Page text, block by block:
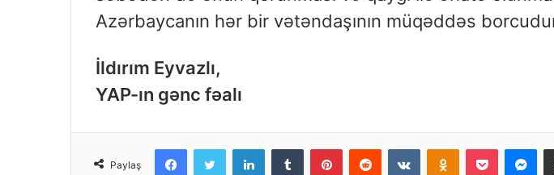
Azərbaycanın hər bir vətəndaşının müqəddəs
İldırım Eyvazlı,
YAP-ın gənc fəalı
Paylaş